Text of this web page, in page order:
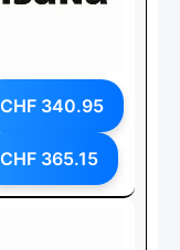
CHF 340.95
CHF 365.15